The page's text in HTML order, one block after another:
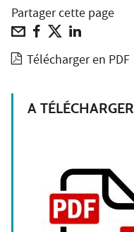
Partager cette page
Télécharger en PDF
A TÉLÉCHARGER